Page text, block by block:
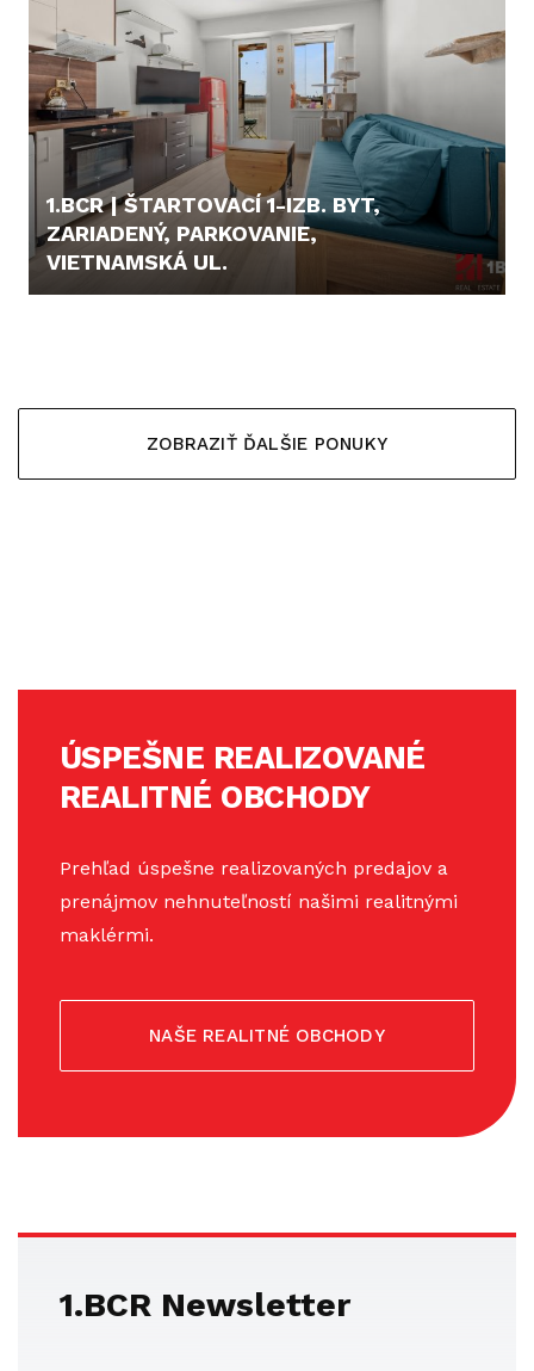
1.BCR | ŠTARTOVACÍ 1-IZB. BYT,
ZARIADENÝ, PARKOVANIE,
VIETNAMSKÁ UL.
ZOBRAZIŤ ĎALŠIE PONUKY
ÚSPEŠNE REALIZOVANÉ
REALITNÉ OBCHODY
Prehľad úspešne realizovaných predajov a
prenájmov nehnuteľností našimi realitnými
maklérmi.
NAŠE REALITNÉ OBCHODY
1.BCR Newsletter